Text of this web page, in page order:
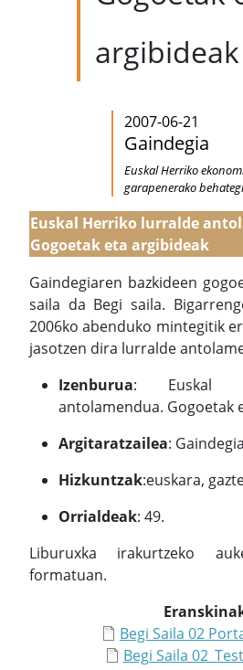
argibideak
2007-06-21
Gaindegia
Euskal Herriko
garapenerako
Euskal Herriko lurralde
Gogoetak eta argibideak
Gaindegiaren bazkideen
saila da Begi saila.
2006ko abenduko mintegitik
jasotzen dira lurralde
Izenburua: Euskal
antolamendua. Gogoetak
Argitaratzailea:
Hizkuntzak:euskara,
Orrialdeak: 49.
Liburuxka irakurtzeko
formatuan.
Begi Saila 02
Begi Saila